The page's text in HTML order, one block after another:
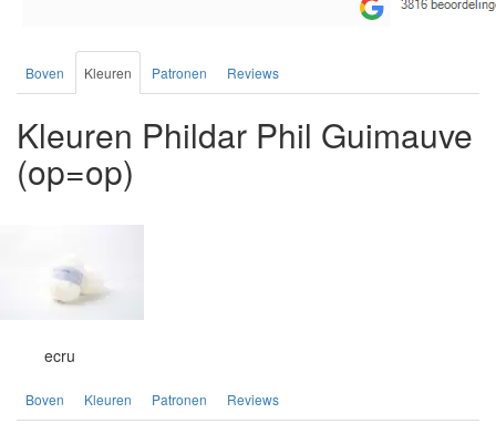
Boven Kleuren Patronen Reviews
Kleuren Phildar Phil Guimauve
(op=op)
ecru
Boven Kleuren Patronen Reviews